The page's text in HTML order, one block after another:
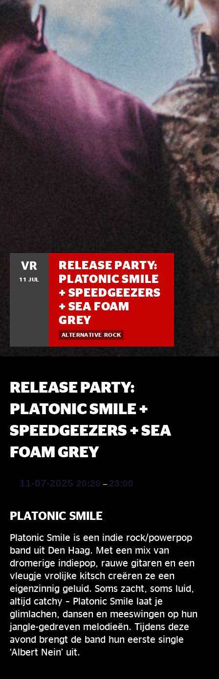
VR
11 JUL
RELEASE PARTY:
PLATONIC SMILE
+ SPEEDGEEZERS
+ SEA FOAM
GREY
ALTERNATIVE ROCK
RELEASE PARTY:
PLATONIC SMILE +
SPEEDGEEZERS + SEA
FOAM GREY
11-07-2025 20:20 – 23:00
PLATONIC SMILE
Platonic Smile is een indie rock/powerpop
band uit Den Haag. Met een mix van
dromerige indiepop, rauwe gitaren en een
vleugje vrolijke kitsch creëren ze een
eigenzinnig geluid. Soms zacht, soms luid,
altijd catchy – Platonic Smile laat je
glimlachen, dansen en meeswingen op hun
jangle-gedreven melodieën. Tijdens deze
avond brengt de band hun eerste single
‘Albert Nein’ uit.